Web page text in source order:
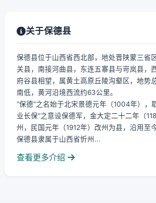
关于保德县
保德县位于山西省西北部，地处晋陕蒙三省
关县，南接河曲县，东连五寨县与岢岚县，
府谷县相望，属黄土高原丘陵沟壑区，地势
南低，黄河沿境西流约63公里。
“保德”之名始于北宋景德元年（1004年），
业长保”之意设保德军，金大定二十二年（
州，民国元年（1912年）改州为县，沿用至今
保德县隶属于山西省忻州...
查看更多介绍